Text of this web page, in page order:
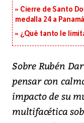
Cierre de Santo
medalla 24 a Panamá
¿Qué tanto le
Sobre Rubén
pensar con
impacto de su
multifacética